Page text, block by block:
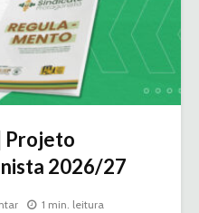
Projeto
2026/27
1 min. leitura